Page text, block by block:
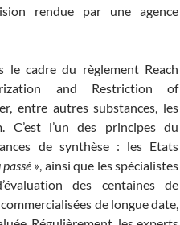
rendue par une agence
le cadre du règlement Reach
and Restriction of
entre autres substances, les
C’est l’un des principes du
de synthèse : les Etats
», ainsi que les spécialistes
des centaines de
de longue date,